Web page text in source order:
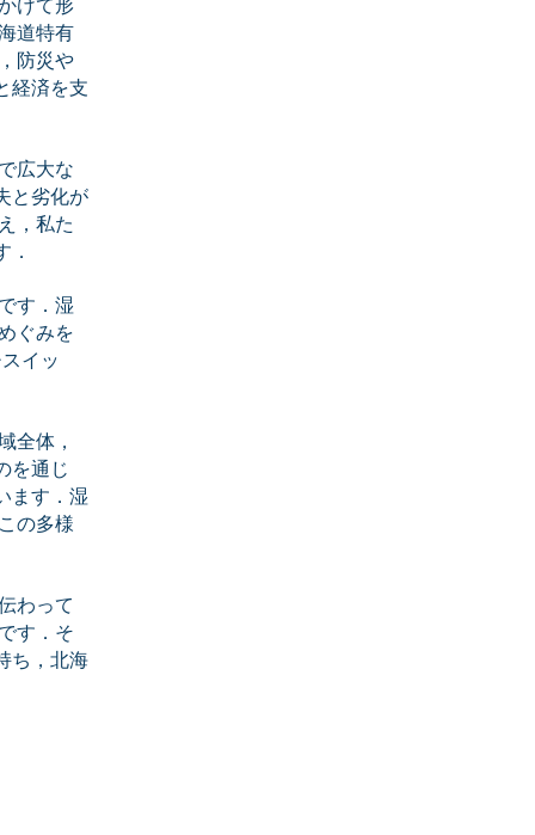
道特有
防災や
経済を支
広大な
と劣化が
，私た
す．湿
ぐみを
イッ
全体，
を通じ
ます．湿
の多様
わって
す．そ
ち，北海